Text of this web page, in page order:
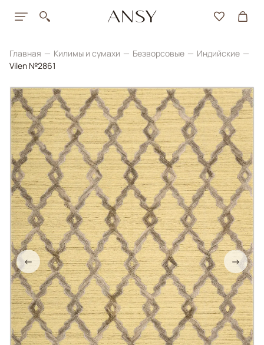
Главная Килимы и сумахи Безворсовые
Индийские
Vilen №2861
← →